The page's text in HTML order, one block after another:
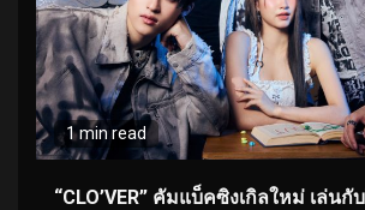
1 min read
“CLO’VER” คัมแบ็คซิงเกิลใหม่ เล่นกั